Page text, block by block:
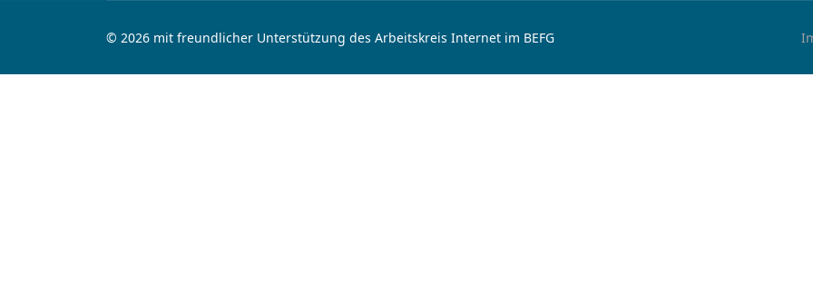
© 2026 mit freundlicher Unterstützung des Arbeitskreis Internet im BEFG